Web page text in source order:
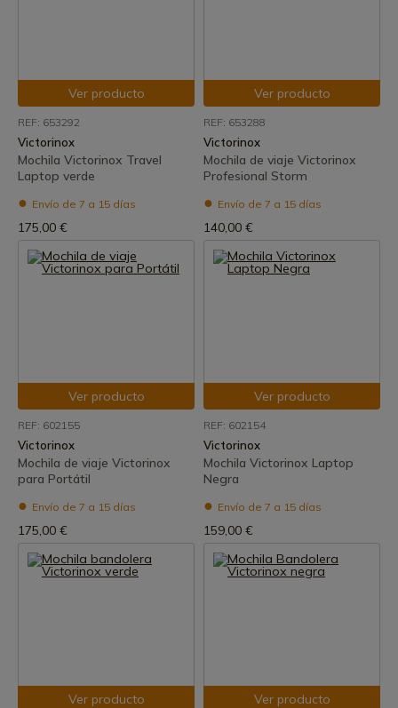
Ver producto
REF: 653292
Victorinox
Mochila Victorinox Travel
Laptop verde
Envío de 7 a 15 días
175,00 €
Ver producto
REF: 653288
Victorinox
Mochila de viaje Victorinox
Profesional Storm
Envío de 7 a 15 días
140,00 €
Ver producto
REF: 602155
Victorinox
Mochila de viaje Victorinox
para Portátil
Envío de 7 a 15 días
175,00 €
Ver producto
REF: 602154
Victorinox
Mochila Victorinox Laptop
Negra
Envío de 7 a 15 días
159,00 €
Ver producto Ver producto